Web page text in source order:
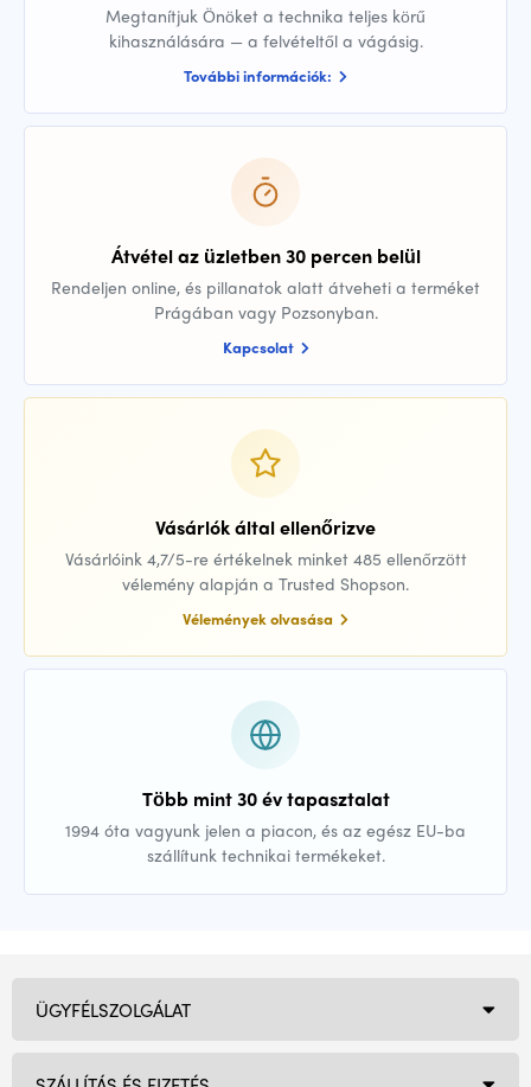
Megtanítjuk Önöket a technika teljes körű
kihasználására — a felvételtől a vágásig.
További információk:
Átvétel az üzletben 30 percen belül
Rendeljen online, és pillanatok alatt átveheti a terméket
Prágában vagy Pozsonyban.
Kapcsolat
Vásárlók által ellenőrizve
Vásárlóink 4,7/5-re értékelnek minket 485 ellenőrzött
vélemény alapján a Trusted Shopson.
Vélemények olvasása
Több mint 30 év tapasztalat
1994 óta vagyunk jelen a piacon, és az egész EU-ba
szállítunk technikai termékeket.
ÜGYFÉLSZOLGÁLAT